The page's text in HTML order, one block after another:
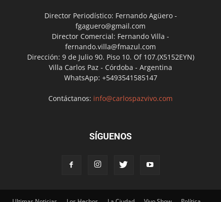
Director Periodístico: Fernando Agüero -
fgaguero@gmail.com
Director Comercial: Fernando Villa -
fernando.villa@fmazul.com
Dirección: 9 de Julio 90. Piso 10. Of 107.(X5152EYN)
Villa Carlos Paz - Córdoba - Argentina
WhatsApp: +5493541585147
Contáctanos: info@carlospazvivo.com
SÍGUENOS